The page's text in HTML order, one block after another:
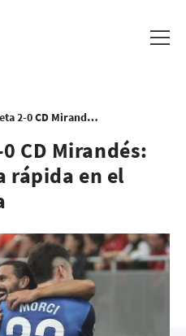
SD Amorebieta 2-0 CD Mirandés: Victoria por la vía rápida en el regreso a Lezama
CD Mirandés:
rápida en el